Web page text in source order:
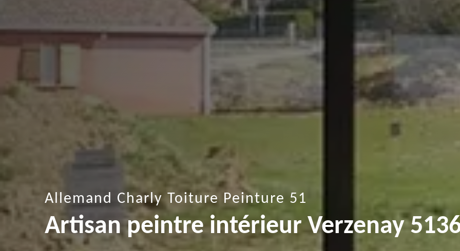
Allemand Charly Toiture Peinture 51
Artisan peintre intérieur Verzenay